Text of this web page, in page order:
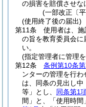
の損害を賠償させな
(一部改正〔
(使用終了後の届出)
第11条
使用者は、
の旨を教育委員会に
い。
(指定管理者に管理
第12条
条例第10条
ンターの管理を行わ
は、同条の見出し
等」とし、 同条第1
間」と、「使用時間